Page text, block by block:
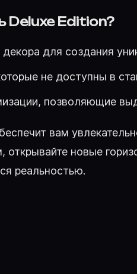
Deluxe Edition?
для создания
не доступны в
позволяющие
вам
открывайте новые
реальностью.